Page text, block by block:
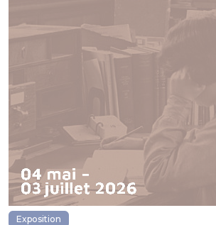
Exposition